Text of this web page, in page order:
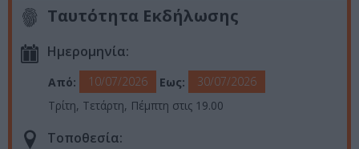
Ταυτότητα Εκδήλωσης
Ημερομηνία:
Από: 10/07/2026 Εως:
30/07/2026
Τρίτη, Τετάρτη, Πέμπτη στις 19.00
Τοποθεσία: